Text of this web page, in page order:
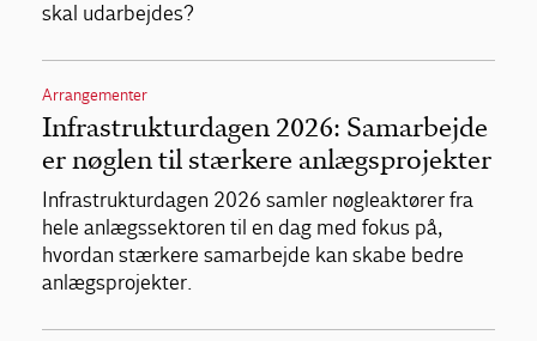
skal udarbejdes?
Arrangementer
Infrastrukturdagen 2026: Samarbejde
er nøglen til stærkere anlægsprojekter
Infrastrukturdagen 2026 samler nøgleaktører fra
hele anlægssektoren til en dag med fokus på,
hvordan stærkere samarbejde kan skabe bedre
anlægsprojekter.